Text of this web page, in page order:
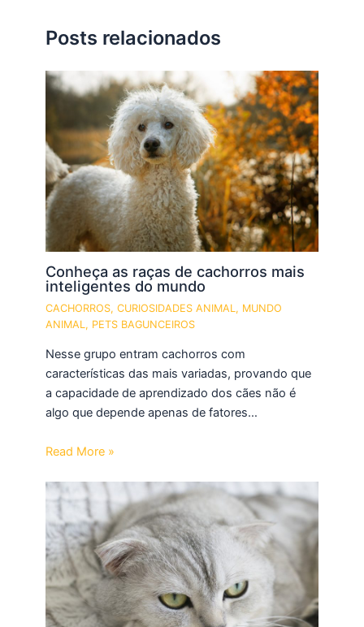
Posts relacionados
Conheça as raças de cachorros mais
inteligentes do mundo
CACHORROS,CURIOSIDADES ANIMAL , MUNDO
ANIMAL , PETS BAGUNCEIROS
Nesse grupo entram cachorros com
características das mais variadas, provando que
a capacidade de aprendizado dos cães não é
algo que depende apenas de fatores…
Read More »